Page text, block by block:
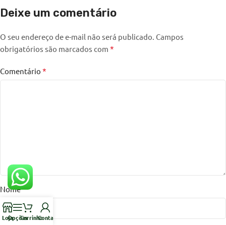
Deixe um comentário
O seu endereço de e-mail não será publicado. Campos
obrigatórios são marcados com *
Comentário *
Nome*
LojaOpçõesCarrinhoConta